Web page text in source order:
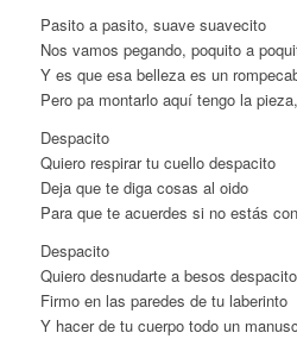
Pasito a pasito, suave suavecito
Nos vamos pegando, poquito a
Y es que esa belleza es un
Pero pa montarlo aquí tengo la
Despacito
Quiero respirar tu cuello despacito
Deja que te diga cosas al oido
Para que te acuerdes si no estás
Despacito
Quiero desnudarte a besos despacito
Firmo en las paredes de tu laberinto
Y hacer de tu cuerpo todo un